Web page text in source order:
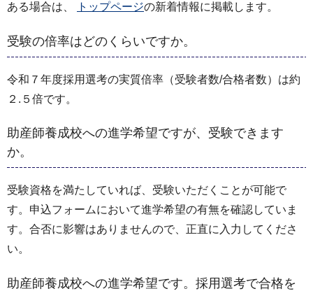
ある場合は、
トップページの新着情報に掲載します。
受験の倍率はどのくらいですか。
令和７年度採用選考の実質倍率（受験者数/合格者数）は約
２.５倍です。
助産師養成校への進学希望ですが、受験できます
か。
受験資格を満たしていれば、受験いただくことが可能で
す。申込フォームにおいて進学希望の有無を確認していま
す。合否に影響はありませんので、正直に入力してくださ
い。
助産師養成校への進学希望です。採用選考で合格を